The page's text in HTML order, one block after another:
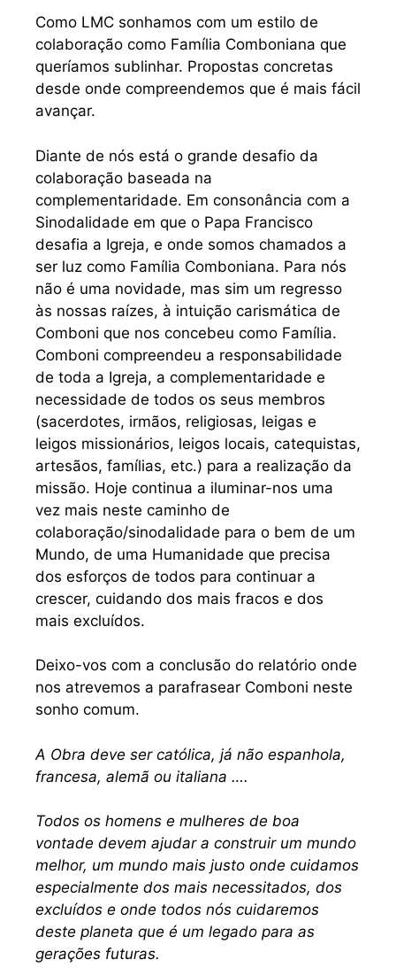
Como LMC sonhamos com um estilo de
colaboração como Família Comboniana que
queríamos sublinhar. Propostas concretas
desde onde compreendemos que é mais fácil
avançar.
Diante de nós está o grande desafio da
colaboração baseada na
complementaridade. Em consonância com a
Sinodalidade em que o Papa Francisco
desafia a Igreja, e onde somos chamados a
ser luz como Família Comboniana. Para nós
não é uma novidade, mas sim um regresso
às nossas raízes, à intuição carismática de
Comboni que nos concebeu como Família.
Comboni compreendeu a responsabilidade
de toda a Igreja, a complementaridade e
necessidade de todos os seus membros
(sacerdotes, irmãos, religiosas, leigas e
leigos missionários, leigos locais, catequistas,
artesãos, famílias, etc.) para a realização da
missão. Hoje continua a iluminar-nos uma
vez mais neste caminho de
colaboração/sinodalidade para o bem de um
Mundo, de uma Humanidade que precisa
dos esforços de todos para continuar a
crescer, cuidando dos mais fracos e dos
mais excluídos.
Deixo-vos com a conclusão do relatório onde
nos atrevemos a parafrasear Comboni neste
sonho comum.
A Obra deve ser católica, já não espanhola,
francesa, alemã ou italiana ….
Todos os homens e mulheres de boa
vontade devem ajudar a construir um mundo
melhor, um mundo mais justo onde cuidamos
especialmente dos mais necessitados, dos
excluídos e onde todos nós cuidaremos
deste planeta que é um legado para as
gerações futuras.